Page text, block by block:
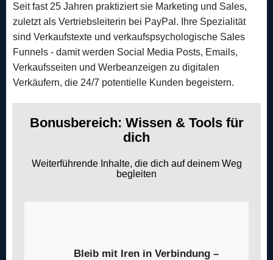
Seit fast 25 Jahren praktiziert sie Marketing und Sales,
zuletzt als Vertriebsleiterin bei PayPal. Ihre Spezialität
sind Verkaufstexte und verkaufspsychologische Sales
Funnels - damit werden Social Media Posts, Emails,
Verkaufsseiten und Werbeanzeigen zu digitalen
Verkäufern, die 24/7 potentielle Kunden begeistern.
Bonusbereich: Wissen & Tools für
dich
Weiterführende Inhalte, die dich auf deinem Weg
begleiten
Bleib mit Iren in Verbindung –